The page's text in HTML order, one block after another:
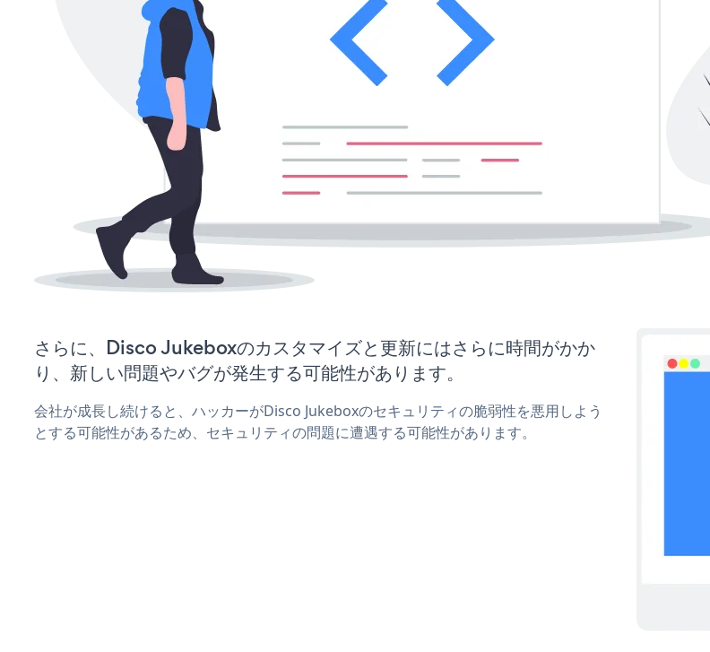
さらに、Disco Jukeboxのカスタマイズと更新にはさらに時間がかか
り、新しい問題やバグが発生する可能性があります。
会社が成長し続けると、ハッカーがDisco Jukeboxのセキュリティの脆弱性を悪用しよう
とする可能性があるため、セキュリティの問題に遭遇する可能性があります。